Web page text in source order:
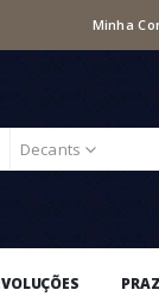
Minha
Decants